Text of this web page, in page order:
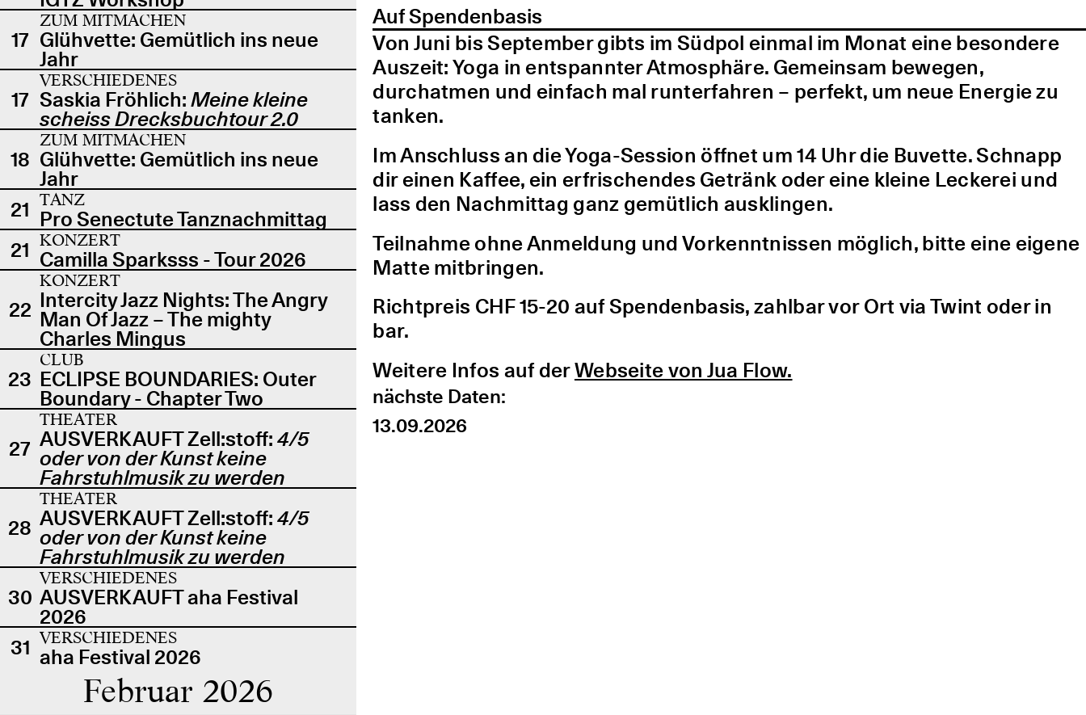
17
ZUM MITMACHEN
Glühvette: Gemütlich ins neue
Jahr
17
VERSCHIEDENES
Saskia Fröhlich: Meine kleine
scheiss Drecksbuchtour 2.0
18
ZUM MITMACHEN
Glühvette: Gemütlich ins neue
Jahr
21 TANZ
Pro Senectute Tanznachmittag
21 KONZERT
Camilla Sparksss - Tour 2026
22
KONZERT
Intercity Jazz Nights: The Angry
Man Of Jazz – The mighty
Charles Mingus
23
CLUB
ECLIPSE BOUNDARIES: Outer
Boundary - Chapter Two
27
THEATER
AUSVERKAUFT Zell:stoff: 4/5
oder von der Kunst keine
Fahrstuhlmusik zu werden
28
THEATER
AUSVERKAUFT Zell:stoff: 4/5
oder von der Kunst keine
Fahrstuhlmusik zu werden
30
VERSCHIEDENES
AUSVERKAUFT aha Festival
2026
31 VERSCHIEDENES
aha Festival 2026
Februar 2026
Auf Spendenbasis
Von Juni bis September gibts im Südpol einmal im Monat eine besondere
Auszeit: Yoga in entspannter Atmosphäre. Gemeinsam bewegen,
durchatmen und einfach mal runterfahren – perfekt, um neue Energie zu
tanken.
Im Anschluss an die Yoga-Session öffnet um 14 Uhr die Buvette. Schnapp
dir einen Kaffee, ein erfrischendes Getränk oder eine kleine Leckerei und
lass den Nachmittag ganz gemütlich ausklingen.
Teilnahme ohne Anmeldung und Vorkenntnissen möglich, bitte eine eigene
Matte mitbringen.
Richtpreis CHF 15-20 auf Spendenbasis, zahlbar vor Ort via Twint oder in
bar.
Weitere Infos auf derWebseite von Jua Flow.
nächste Daten:
13.09.2026